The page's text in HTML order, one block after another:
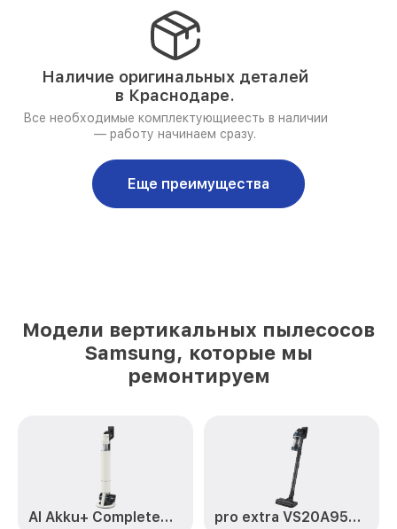
Наличие оригинальных деталей
в Краснодаре.
Все необходимые комплектующиеесть в наличии
— работу начинаем сразу.
Еще преимущества
Модели вертикальных пылесосов
Samsung, которые мы
ремонтируем
AI Akku+ CompleteClean pro extra VS20A95973B/WA